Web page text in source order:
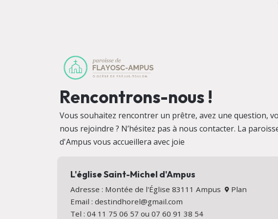
Rencontrons-nous !
Vous souhaitez rencontrer un prêtre, avez une question,
nous rejoindre ? N’hésitez pas à nous contacter. La
d'Ampus vous accueillera avec joie
L'église Saint-Michel d'Ampus
Adresse : Montée de l'Église 83111 Ampus
Plan
Email : destindhorel@gmail.com
Tel : 04 11 75 06 57 ou 07 60 91 38 54